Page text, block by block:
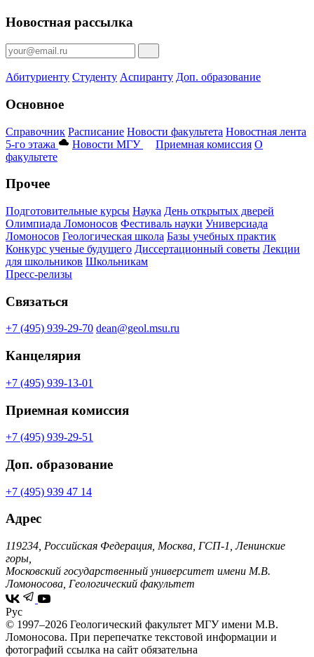
Новостная рассылка
Абитуриенту Студенту Аспиранту Доп. образование
Основное
Справочник Расписание Новости факультета Новостная лента
5-го этажа
Новости МГУ Приемная комиссия О
факультете
Прочее
Подготовительные курсы Наука День открытых дверей
Олимпиада Ломоносов Фестиваль науки Универсиада
Ломоносов Геологическая школа Базы учебных практик
Конкурс ученые будущего Диссертационный советы Лекции
для школьников Школьникам
Пресс-релизы
Связаться
+7 (495) 939-29-70 dean@geol.msu.ru
Канцелярия
+7 (495) 939-13-01
Приемная комиссия
+7 (495) 939-29-51
Доп. образование
+7 (495) 939 47 14
Адрес
119234, Российская Федерация, Москва, ГСП-1, Ленинские
горы,
Московский государственный университет имени М.В.
Ломоносова, Геологический факультет
Рус
© 1997–2026 Геологический факультет МГУ имени М.В.
Ломоносова. При перепечатке текстовой информации и
фотографий ссылка на сайт обязательна